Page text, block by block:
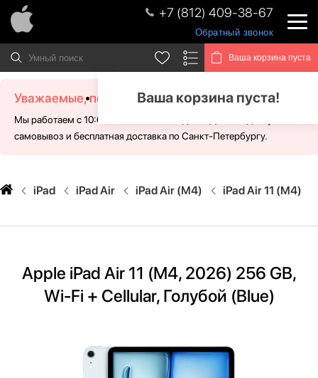
+7 (812) 409-38-67
Обратный звонок
Ваша корзина пуста
Ваша корзина пуста!
Уважаемые, посетители!
Мы работаем с 10:00 - 21:00 без выходных. Для Вас доступен
самовывоз и бесплатная доставка по Санкт-Петербургу.
iPad iPad Air iPad Air (M4) iPad Air 11 (M4)
Apple iPad Air 11 (M4, 2026) 256 GB,
Wi-Fi + Cellular, Голубой (Blue)